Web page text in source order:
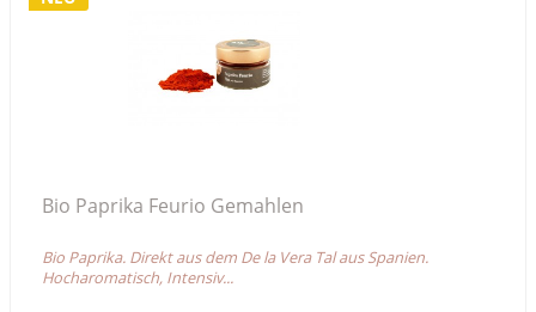
Bio Paprika Feurio Gemahlen
Bio Paprika. Direkt aus dem De la Vera Tal aus Spanien.
Hocharomatisch, Intensiv...